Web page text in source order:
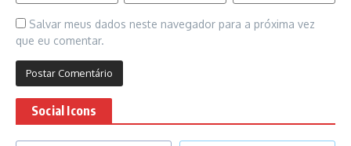
Salvar meus dados neste navegador para a próxima vez
que eu comentar.
Social Icons